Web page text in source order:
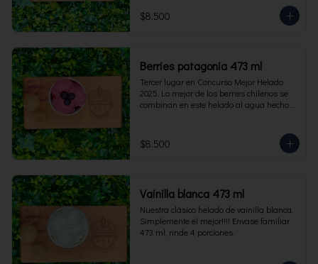
$8.500
Berries patagonia 473 ml
Tercer lugar en Concurso Mejor Helado
2025. Lo mejor de los berries chilenos se
combinan en este helado al agua hecho
473 ml. Rinde 4 porciones.
$8.500
Vainilla blanca 473 ml
Nuestra clásico helado de vainilla blanca.
Simplemente el mejor!!!! Envase familiar
473 ml, rinde 4 porciones.